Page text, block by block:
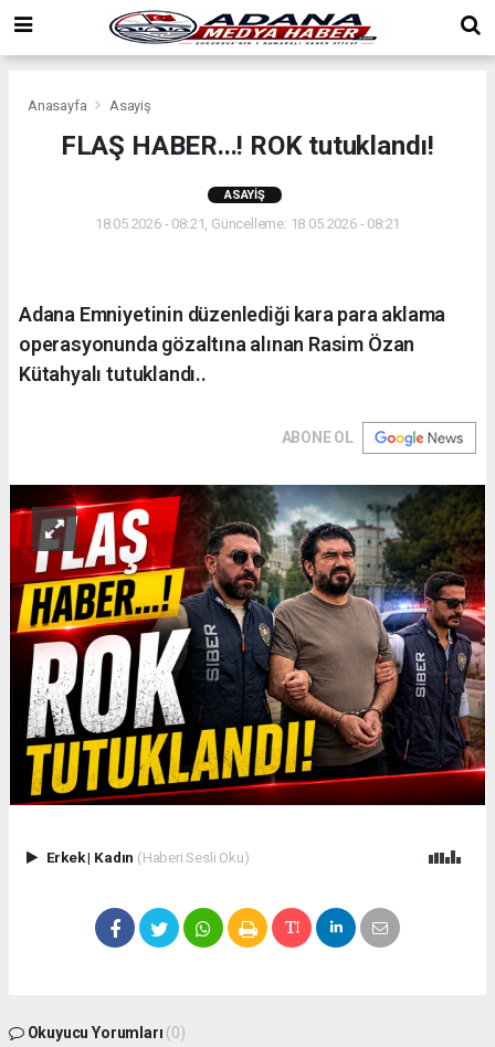
Anasayfa Asayiş
FLAŞ HABER...! ROK tutuklandı!
ASAYIŞ
18.05.2026 - 08:21, Güncelleme: 18.05.2026 - 08:21
Adana Emniyetinin düzenlediği kara para aklama
operasyonunda gözaltına alınan Rasim Özan
Kütahyalı tutuklandı..
ABONE OL
Erkek| Kadın (Haberi Sesli Oku)
Okuyucu Yorumları (0)